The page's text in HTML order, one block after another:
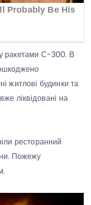
ракетами С-300. В
житлові будинки та
ліквідовані на
ресторанний
Пожежу